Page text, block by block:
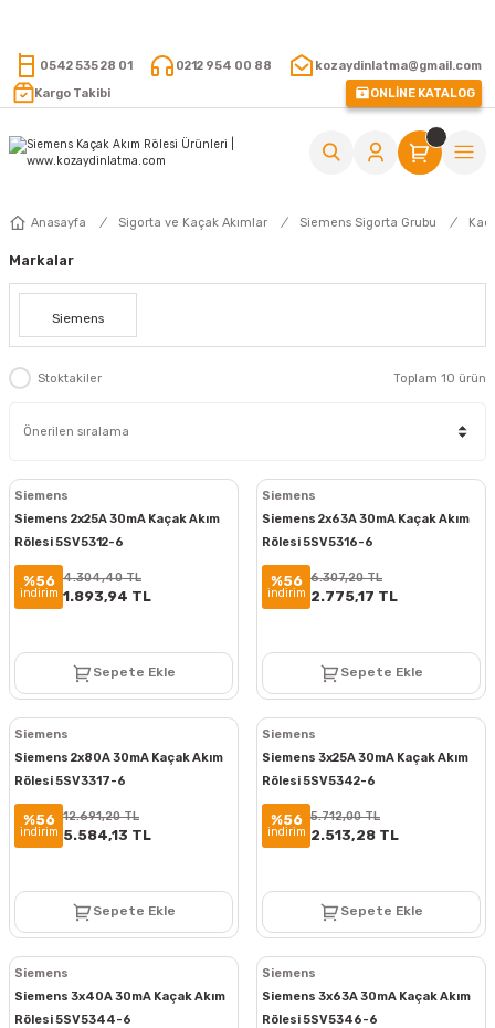
0542 535 28 01 0212 954 00 88
kozaydinlatma@gmail.com
Kargo Takibi
ONLİNE KATALOG
Anasayfa Sigorta ve Kaçak Akımlar Siemens Sigorta Grubu
Markalar
Siemens
Stoktakiler Toplam 10 ürün
Siemens
Siemens 2x25A 30mA Kaçak Akım
Rölesi 5SV5312-6
%56
indirim
4.304,40 TL
1.893,94 TL
Sepete Ekle
Siemens
Siemens 2x63A 30mA Kaçak Akım
Rölesi 5SV5316-6
%56
indirim
6.307,20 TL
2.775,17 TL
Sepete Ekle
Siemens
Siemens 2x80A 30mA Kaçak Akım
Rölesi 5SV3317-6
%56
indirim
12.691,20 TL
5.584,13 TL
Sepete Ekle
Siemens
Siemens 3x25A 30mA Kaçak Akım
Rölesi 5SV5342-6
%56
indirim
5.712,00 TL
2.513,28 TL
Sepete Ekle
Siemens
Siemens 3x40A 30mA Kaçak Akım
Rölesi 5SV5344-6
Siemens
Siemens 3x63A 30mA Kaçak Akım
Rölesi 5SV5346-6